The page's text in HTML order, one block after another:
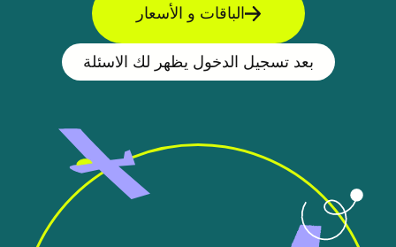
الباقات و الأسعار
بعد تسجيل الدخول يظهر لك الاسئلة